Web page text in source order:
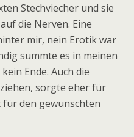
Stechviecher und sie
die Nerven. Eine
mir, nein Erotik war
summte es in meinen
Ende. Auch die
sorgte eher für
den gewünschten